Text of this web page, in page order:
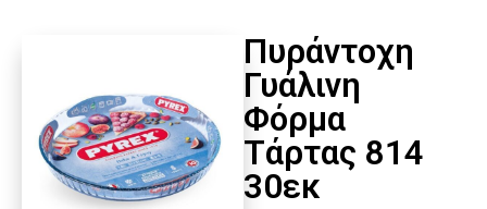
Πυράντοχη
Γυάλινη
Φόρμα
Τάρτας 814
30εκ